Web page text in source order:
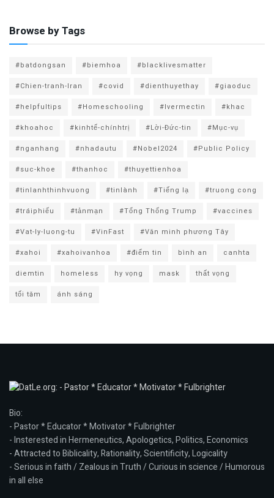
Browse by Tags
#batdongsan #biemhoa
#blacklivesmatter
#Chien-tranh-Iran
#covid #dienthuyethay
#giaoduc
#helpfultips
#Homeschooling #Ivermectin
#khac
#khoahoc
#kinhtế-chínhtrị #Lời-Đức-tin
#Mục-vụ
#nganhang
#nhadautu #Nobel2024
#Public Policy
#suc-khoe
#thanhoc
#thuyettienhoa
#tinlanhthinhvuong
#tinlành #Tiếng lạ
#truong cong
#tráiphiếu
#tảnmạn #Tổng Thống Trump
#vaccines
#Vat-ly-luong-tu
#VinFast
#Văn minh phương Tây
#xahoi
#xahoivanhoa #điểm tin bình an
canhta
diemtin
homeless hy vọng mask
thất vọng
tối tăm
ánh sáng
Bio:
- Pastor * Educator * Motivator * Fulbrighter
- Insterested in Hermeneutics, Apologetics, Politics, Economics
- Attracted to Biblicality, Rationality, Scientificity, Logicality
- Serious in faith / Zealous in Truth / Curious in science / Humorous
in all else